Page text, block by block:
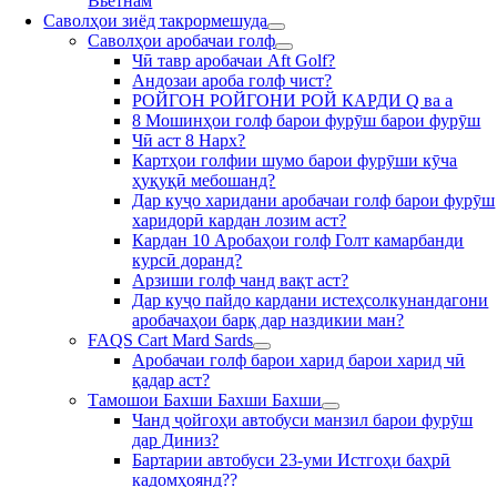
Саволҳои зиёд такрормешуда
Саволҳои аробачаи голф
Чӣ тавр аробачаи Aft Golf?
Андозаи ароба голф чист?
РОЙГОН РОЙГОНИ РОЙ КАРДИ Q ва а
8 Мошинҳои голф барои фурӯш барои фурӯш
Чӣ аст 8 Нарх?
Картҳои голфии шумо барои фурӯши кӯча
ҳуқуқӣ мебошанд?
Дар куҷо харидани аробачаи голф барои фурӯш
харидорӣ кардан лозим аст?
Кардан 10 Аробаҳои голф Голт камарбанди
курсӣ доранд?
Арзиши голф чанд вақт аст?
Дар куҷо пайдо кардани истеҳсолкунандагони
аробачаҳои барқ дар наздикии ман?
FAQS Cart Mard Sards
Аробачаи голф барои харид барои харид чӣ
қадар аст?
Тамошои Бахши Бахши Бахши
Чанд ҷойгоҳи автобуси манзил барои фурӯш
дар Диниз?
Бартарии автобуси 23-уми Истгоҳи баҳрӣ
кадомҳоянд??